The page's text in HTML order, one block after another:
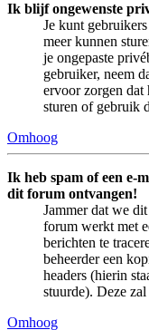
Ik blijf ongewenste
Je kunt
meer kunnen
je ongepaste
gebruiker, neem
ervoor zorgen
sturen of gebruik
Omhoog
Ik heb spam of een e-
dit forum ontvangen!
Jammer dat we
forum werkt met
berichten te
beheerder een
headers (hierin
stuurde). Deze
Omhoog